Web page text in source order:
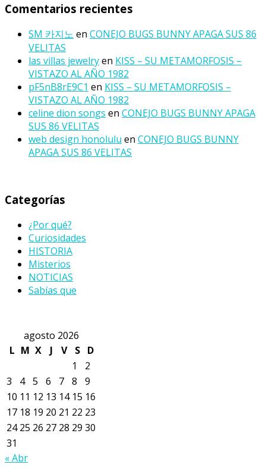
Comentarios recientes
SM 카지노 en CONEJO BUGS BUNNY APAGA SUS 86
VELITAS
las villas jewelryen KISS – SU METAMORFOSIS –
VISTAZO AL AÑO 1982
pF5nB8rE9C1 en KISS – SU METAMORFOSIS –
VISTAZO AL AÑO 1982
celine dion songs en CONEJO BUGS BUNNY APAGA
SUS 86 VELITAS
web design honolulu en CONEJO BUGS BUNNY
APAGA SUS 86 VELITAS
Categorías
¿Por qué?
Curiosidades
HISTORIA
Misterios
NOTICIAS
Sabías que
agosto 2026
L M X J V S
D
1
2
3
4 5 6 7 8
9
10 11 12 13 14 15 16
17 18 19 20 21 22 23
24 25 26 27 28 29 30
31
« Abr